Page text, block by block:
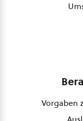
Vorgaben